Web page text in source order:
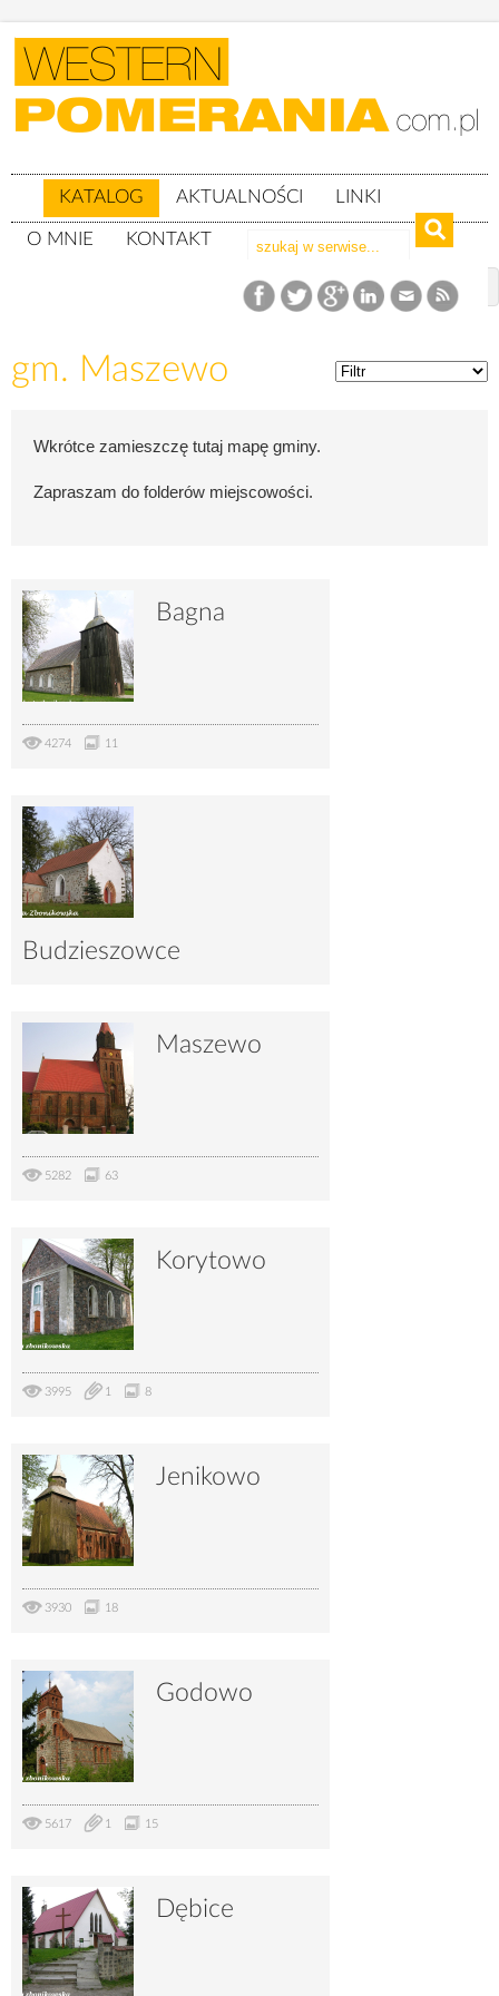
KATALOG AKTUALNOŚCI LINKI
O MNIE KONTAKT
Katalog woj. zachodniopomorskie
gm. Maszewo
Wkrótce zamieszczę tutaj mapę gminy.
Zapraszam do folderów miejscowości.
Bagna
4274 11
Budzieszowce
5 Maszewo
5282 63
Korytowo
3995 1 8
Jenikowo
3930 18
Godowo
5617 1 15
Dębice